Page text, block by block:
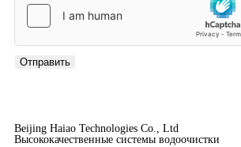
Отправить
Beijing Haiao Technologies Co., Ltd
Высококачественные системы водоочистки